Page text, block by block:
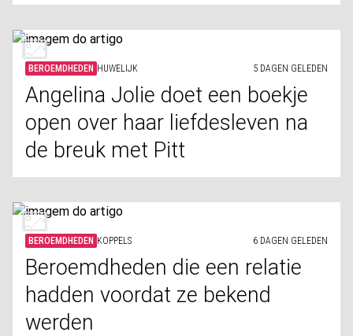
BEROEMDHEDEN HUWELIJK 5 DAGEN GELEDEN
Angelina Jolie doet een boekje
open over haar liefdesleven na
de breuk met Pitt
BEROEMDHEDEN KOPPELS 6 DAGEN GELEDEN
Beroemdheden die een relatie
hadden voordat ze bekend
werden